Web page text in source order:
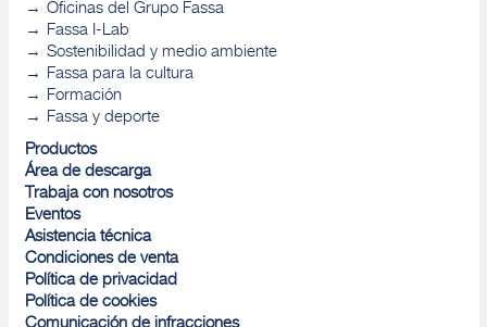
Oficinas del Grupo Fassa
Fassa I-Lab
Sostenibilidad y medio ambiente
Fassa para la cultura
Formación
Fassa y deporte
Productos
Área de descarga
Trabaja con nosotros
Eventos
Asistencia técnica
Condiciones de venta
Política de privacidad
Política de cookies